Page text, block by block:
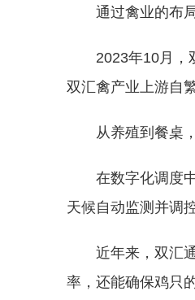
通过禽业的布
2023年10月，
双汇禽产业上游自
从养殖到餐桌
在数字化调度
天候自动监测并调
近年来，双汇
率，还能确保鸡只